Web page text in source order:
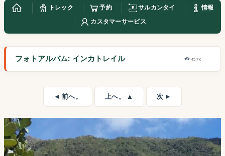
トレック 予約 サルカンタイ
情報
カスタマーサービス
フォトアルバム: インカトレイル 45,7K
◄ 前へ。 上へ。 ▲ 次 ►